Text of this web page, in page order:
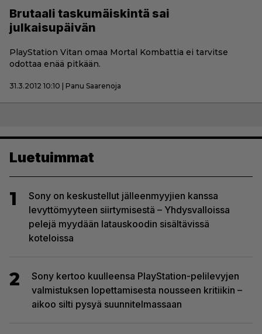
Brutaali taskumäiskintä sai
julkaisupäivän
PlayStation Vitan omaa Mortal Kombattia ei tarvitse
odottaa enää pitkään.
31.3.2012 10:10 | Panu Saarenoja
Luetuimmat
1
Sony on keskustellut jälleenmyyjien kanssa
levyttömyyteen siirtymisestä – Yhdysvalloissa
pelejä myydään latauskoodin sisältävissä
koteloissa
2
Sony kertoo kuulleensa PlayStation-pelilevyjen
valmistuksen lopettamisesta nousseen kritiikin –
aikoo silti pysyä suunnitelmassaan